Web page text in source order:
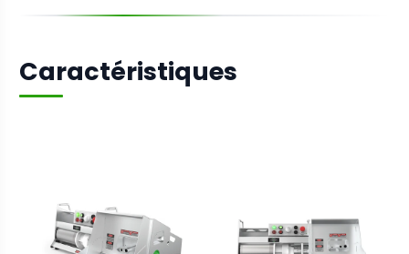
Caractéristiques